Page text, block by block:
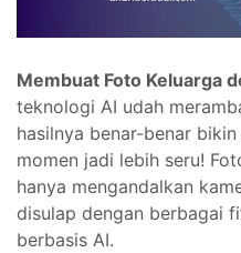
Membuat Foto Keluarga
teknologi AI udah
hasilnya benar-benar
momen jadi lebih seru!
hanya mengandalkan
disulap dengan berbagai
berbasis AI.